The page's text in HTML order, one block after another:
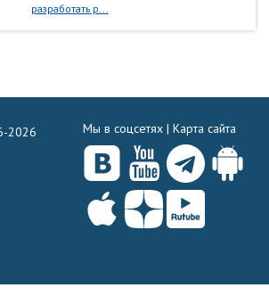
разработать р...
2026 Мы в соцсетях | Карта сайта